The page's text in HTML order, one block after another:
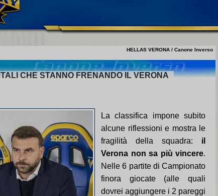
HELLAS VERONA / Canone Inverso
CHE STANNO FRENANDO IL VERONA
La classifica impone subito
alcune riflessioni e mostra le
fragilità della squadra: il
Verona non sa più vincere.
Nelle 6 partite di Campionato
finora giocate (alle quali
dovrei aggiungere i 2 pareggi